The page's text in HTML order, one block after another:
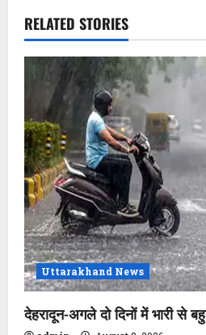
v
i
a
t
i
o
n
RELATED STORIES
Uttarakhand News
देहरादून-अगले दो दिनों में भारी से